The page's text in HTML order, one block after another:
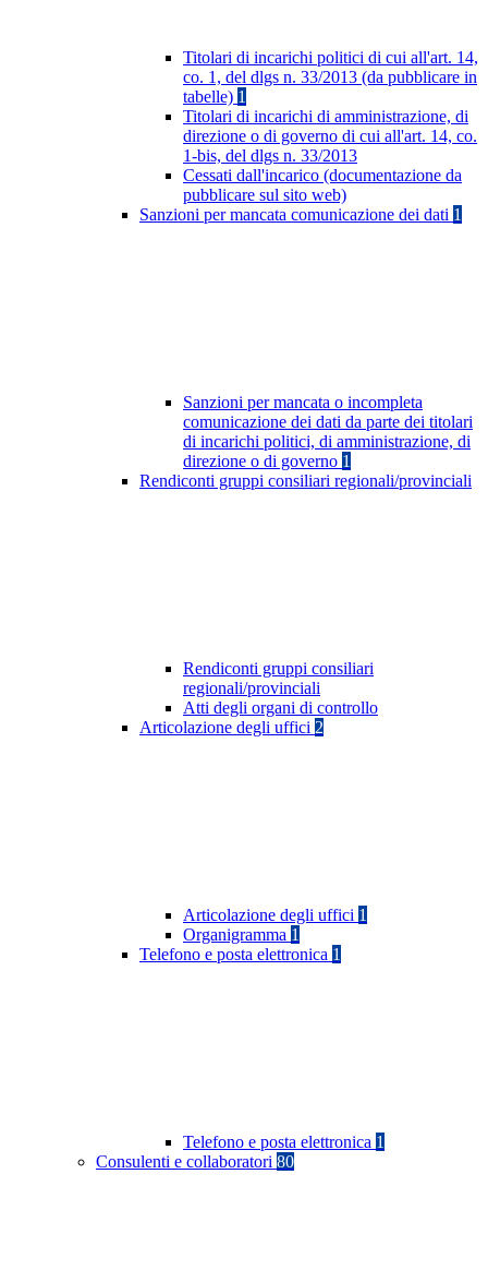
Titolari di incarichi politici di cui all'art. 14,
co. 1, del dlgs n. 33/2013 (da pubblicare in
tabelle) 1
Titolari di incarichi di amministrazione, di
direzione o di governo di cui all'art. 14, co.
1-bis, del dlgs n. 33/2013
Cessati dall'incarico (documentazione da
pubblicare sul sito web)
Sanzioni per mancata comunicazione dei dati 1
Sanzioni per mancata o incompleta
comunicazione dei dati da parte dei titolari
di incarichi politici, di amministrazione, di
direzione o di governo 1
Rendiconti gruppi consiliari regionali/provinciali
Rendiconti gruppi consiliari
regionali/provinciali
Atti degli organi di controllo
Articolazione degli uffici 2
Articolazione degli uffici 1
Organigramma 1
Telefono e posta elettronica 1
Telefono e posta elettronica 1
Consulenti e collaboratori 80